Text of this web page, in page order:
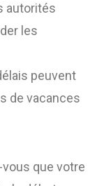
autorités
les
peuvent
de vacances
que votre